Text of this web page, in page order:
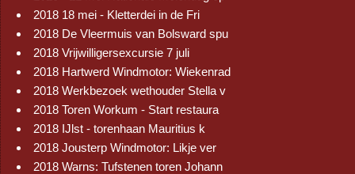
2018 18 mei - Kletterdei in de Fri
2018 De Vleermuis van Bolsward spu
2018 Vrijwilligersexcursie 7 juli
2018 Hartwerd Windmotor: Wiekenrad
2018 Werkbezoek wethouder Stella v
2018 Toren Workum - Start restaura
2018 IJlst - torenhaan Mauritius k
2018 Jousterp Windmotor: Likje ver
2018 Warns: Tufstenen toren Johann